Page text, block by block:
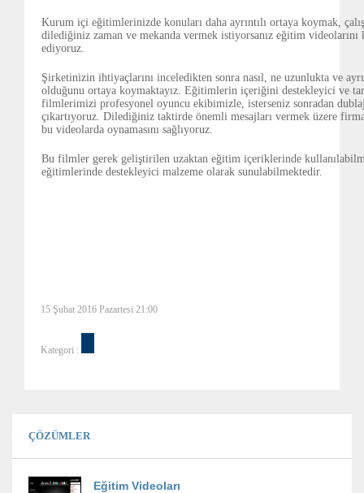
Kurum içi eğitimlerinizde konuları daha ayrıntılı ortaya koymak,
dilediğiniz zaman ve mekanda vermek istiyorsanız eğitim videolarını
ediyoruz.
Şirketinizin ihtiyaçlarını inceledikten sonra nasıl, ne uzunlukta ve
olduğunu ortaya koymaktayız. Eğitimlerin içeriğini destekleyici ve
filmlerimizi profesyonel oyuncu ekibimizle, isterseniz sonradan
çıkartıyoruz. Dilediğiniz taktirde önemli mesajları vermek üzere
bu videolarda oynamasını sağlıyoruz.
Bu filmler gerek geliştirilen uzaktan eğitim içeriklerinde
eğitimlerinde destekleyici malzeme olarak sunulabilmektedir.
15 Şubat 2016 Pazartesi 21:00
Kategori :
ÇÖZÜMLER
Eğitim Videoları